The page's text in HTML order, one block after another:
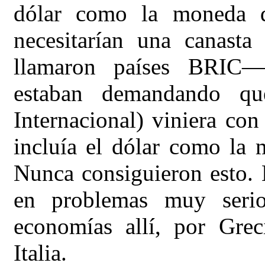
dólar como la moneda
necesitarían una
llamaron países
estaban demandando
Internacional) viniera
incluía el dólar como la
Nunca consiguieron
en problemas muy
economías allí, por
Italia.